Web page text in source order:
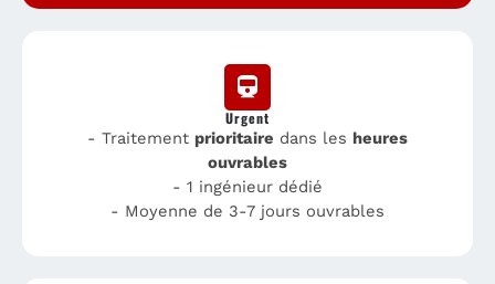
Urgent
- Traitement prioritaire dans les heures
ouvrables
- 1 ingénieur dédié
- Moyenne de 3-7 jours ouvrables